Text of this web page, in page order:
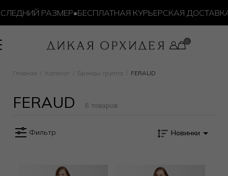
РАЗМЕР•БЕСПЛАТНАЯ КУРЬЕРСКАЯ ДОСТАВКА
Главная Каталог Бренды группа FERAUD
FERAUD 6 товаров
Фильтр Новинки